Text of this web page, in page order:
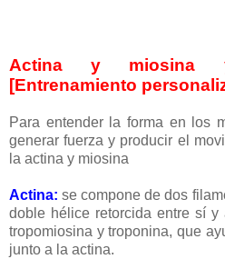
Actina y miosina
[Entrenamiento
Para entender la forma en los
generar fuerza y producir el
la actina y miosina
Actina: se compone de dos
doble hélice retorcida entre sí
tropomiosina y troponina, que
junto a la actina.